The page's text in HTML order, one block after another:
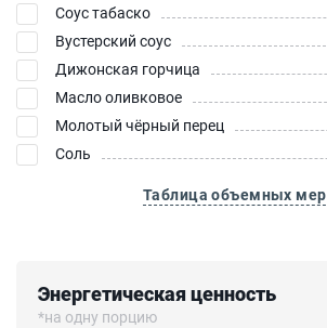
Соус табаско
Вустерский соус
Дижонская горчица
Масло оливковое
Молотый чёрный перец
Соль
Таблица объемных мер
Энергетическая ценность
*на одну порцию